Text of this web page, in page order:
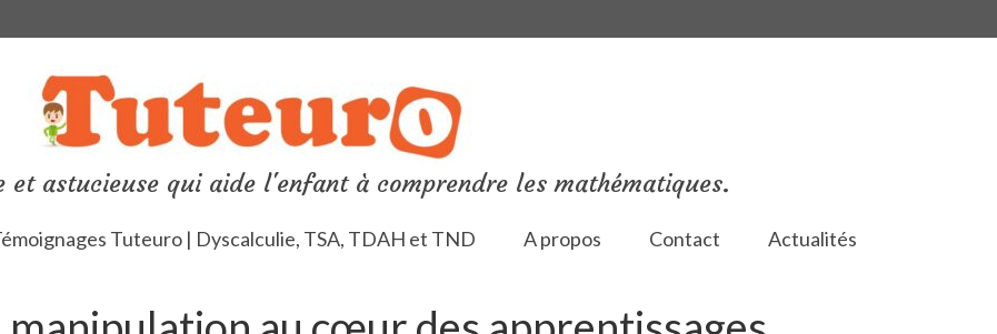
et astucieuse qui aide l'enfant à comprendre les mathématiques.
Tuteuro | Dyscalculie, TSA, TDAH et TND A propos Contact Actualités